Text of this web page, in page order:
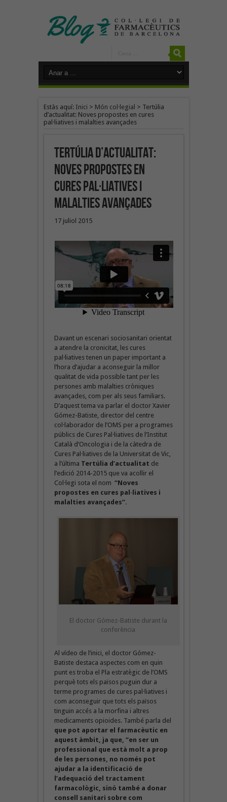
Estàs aquí: Inici > Món col·legial > Tertúlia
d’actualitat: Noves propostes en cures
pal·liatives i malalties avançades
Tertúlia d’actualitat:
Noves propostes en
cures pal·liatives i
malalties avançades
17 juliol 2015
Davant un escenari sociosanitari orientat
a atendre la cronicitat, les cures
pal·liatives tenen un paper important a
l’hora d’ajudar a aconseguir la millor
qualitat de vida possible tant per les
persones amb malalties cròniques
avançades, com per als seus familiars.
D’aquest tema va parlar el doctor Xavier
Gómez-Batiste, director del centre
col·laborador de l’OMS per a programes
públics de Cures Pal·liatives de l’Institut
Català d’Oncologia i de la càtedra de
Cures Pal·liatives de la Universitat de Vic,
a l’última Tertúlia d’actualitat de
l’edició 2014-2015 que va acollir el
Col·legi sota el nom “Noves
propostes en cures pal·liatives i
malalties avançades”.
El doctor Gómez-Batiste durant la
conferència
Al vídeo de l’inici, el doctor Gómez-
Batiste destaca aspectes com en quin
punt es troba el Pla estratègic de l’OMS
perquè tots els països puguin dur a
terme programes de cures pal·liatives i
com aconseguir que tots els països
tinguin accés a la morfina i altres
medicaments opioides. També parla del
que pot aportar el farmacèutic en
aquest àmbit, ja que, “en ser un
professional que està molt a prop
de les persones, no només pot
ajudar a la identificació de
l’adequació del tractament
farmacològic, sinó també a donar
consell sanitari sobre com